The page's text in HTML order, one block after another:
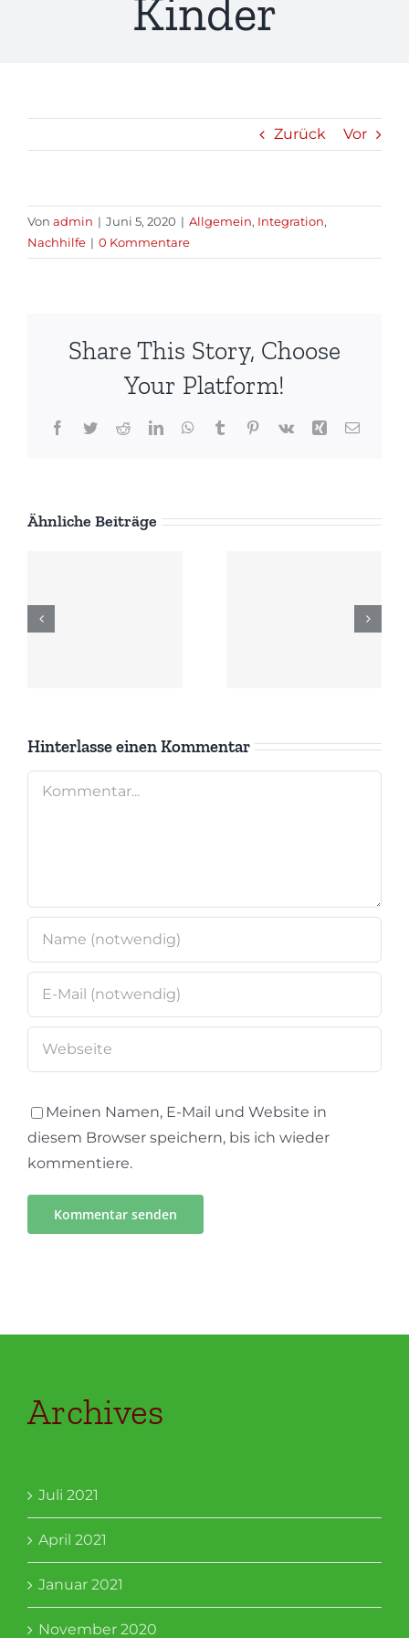
Kinder
Zurück Vor
Von admin | Juni 5, 2020 | Allgemein, Integration,
Nachhilfe | 0 Kommentare
Share This Story, Choose
Your Platform!
Facebook
TwitterRedditLinkedInWhatsApp
TumblrPinterest
Vk Xing E-
Ähnliche Beiträge
Nachhilfe
für Kinder
Hinterlasse einen Kommentar
Kommentar
Meinen Namen, E-Mail und Website in
diesem Browser speichern, bis ich wieder
kommentiere.
Archives
Juli 2021
April 2021
Januar 2021
November 2020